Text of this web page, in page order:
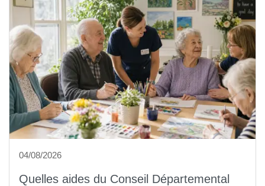
04/08/2026
Quelles aides du Conseil Départemental